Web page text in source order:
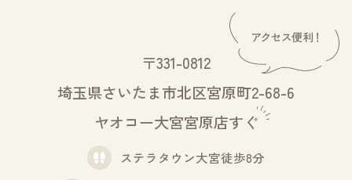
〒331-0812
埼玉県さいたま市北区宮原町2-68-6
ヤオコー大宮宮原店すぐ
ステラタウン大宮徒歩8分